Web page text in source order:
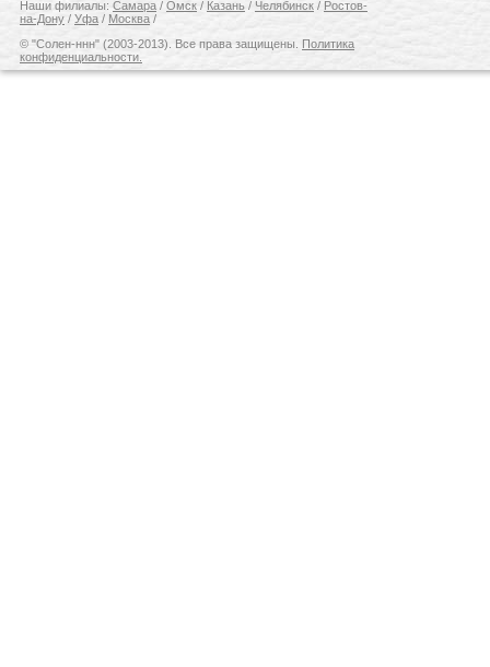
Наши филиалы: Самара / Омск / Казань / Челябинск / Ростов-
на-Дону / Уфа / Москва /
© "Солен-ннн" (2003-2013). Все права защищены. Политика
конфиденциальности.